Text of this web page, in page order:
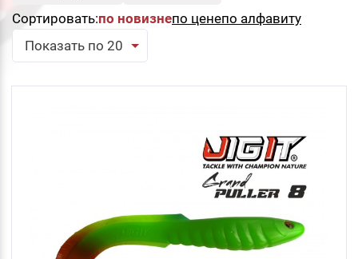
Серия:
Свернуть
Подобрать
Сортировать:по новизнепо ценепо алфавиту
Показать по 20